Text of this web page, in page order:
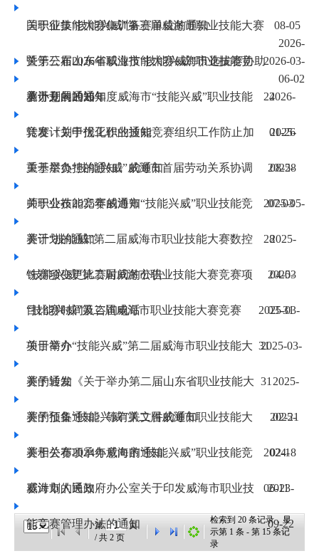
国职业技能大赛集训备赛单位的通知 08-05
关于征集“技能兴威”第三届威海市职业技能大赛
暨第三届山东省职业技能大赛威海市选拔赛协助
承办意向的通知
2026-
06-02
关于公布2026年威海市“技能兴威”职业技能竞
赛计划的通知
2026-03-
24
​关于开展2026年度威海市“技能兴威”职业技能
竞赛计划申报工作的通知
2026-
01-26
转发《关于优化职业技能竞赛组织工作防止加
重基层负担的通知》的通知
2025-
08-28
关于举办“技能兴威”威海市首届劳动关系协调
师职业技能竞赛的通知
2025-
07-03
关于公布2025年威海市“技能兴威”职业技能竞
赛计划的通知
2025-05-
28
​关于“技能威”第二届威海市职业技能大赛数控
铣赛项变更比赛时间的公告
2025-
04-03
​“技能兴威”第二届威海市职业技能大赛竞赛项
目比赛时间及咨询电话
2025-
03-31
​“技能兴威”第二届威海市职业技能大赛竞赛
项目简介
2025-03-
31
​关于举办“技能兴威”第二届威海市职业技能大
赛的通知
2025-03-
31
关于转发《关于举办第二届山东省职业技能大
赛的预备通知》等有关文件的通知
2025-
02-21
关于征集“技能兴威”第二届威海市职业技能大
赛相关赛项承办意向的通知
2025-
02-18
关于公布2024年威海市“技能兴威”职业技能竞
赛计划的通知
2024-
06-11
威海市人民政府办公室关于印发威海市职业技
能竞赛管理办法的通知
2023-
09-22
第
页
/ 共 2 页
检索到 20 条记录，显
示第 1 条 - 第 15 条记
录